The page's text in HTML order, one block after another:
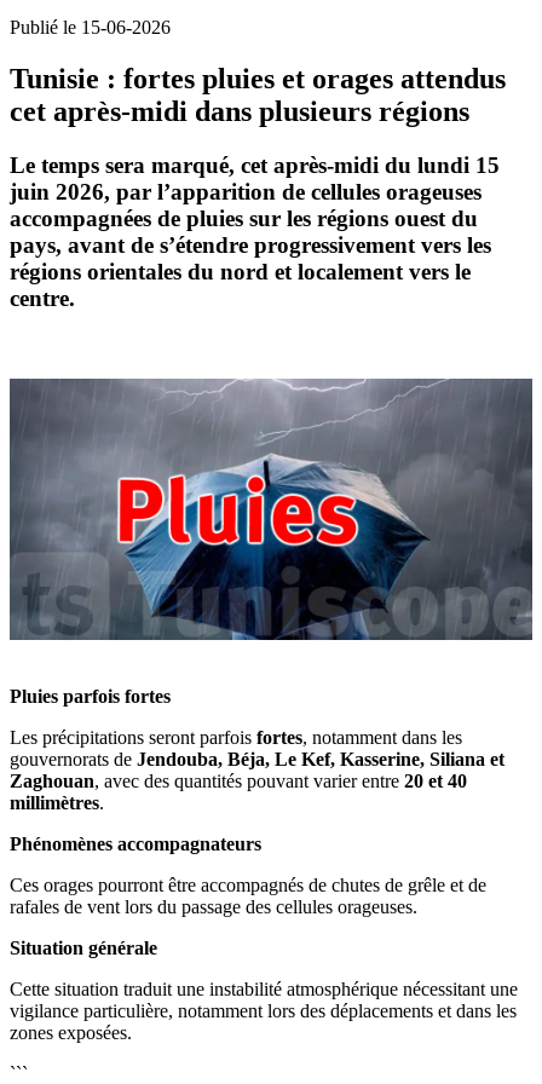
Publié le 15-06-2026
Tunisie : fortes pluies et orages attendus
cet après-midi dans plusieurs régions
Le temps sera marqué, cet après-midi du lundi 15
juin 2026, par l’apparition de cellules orageuses
accompagnées de pluies sur les régions ouest du
pays, avant de s’étendre progressivement vers les
régions orientales du nord et localement vers le
centre.
Pluies parfois fortes
Les précipitations seront parfois fortes, notamment dans les
gouvernorats de Jendouba, Béja, Le Kef, Kasserine, Siliana et
Zaghouan, avec des quantités pouvant varier entre 20 et 40
millimètres.
Phénomènes accompagnateurs
Ces orages pourront être accompagnés de chutes de grêle et de
rafales de vent lors du passage des cellules orageuses.
Situation générale
Cette situation traduit une instabilité atmosphérique nécessitant une
vigilance particulière, notamment lors des déplacements et dans les
zones exposées.
```